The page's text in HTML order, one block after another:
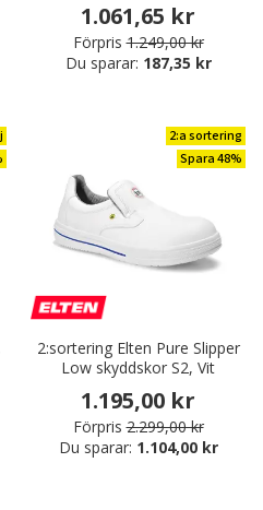
1.061,65 kr
Förpris 1.249,00 kr
Du sparar: 187,35 kr
2:a sortering
Spara 48%
2:sortering Elten Pure Slipper
Low skyddskor S2, Vit
1.195,00 kr
Förpris 2.299,00 kr
Du sparar: 1.104,00 kr